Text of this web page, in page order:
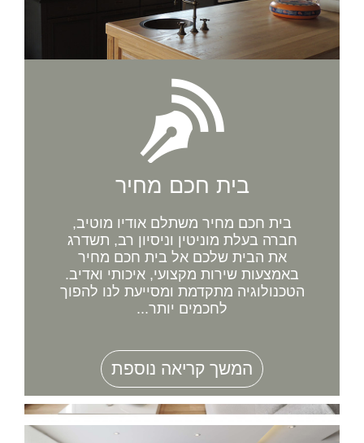
בית חכם מחיר
בית חכם מחיר משתלם אודיו מוטיב,
חברה בעלת מוניטין וניסיון רב, תשדרג
את הבית שלכם אל בית חכם מחיר
באמצעות שירות מקצועי, איכותי ואדיב.
הטכנולוגיה מתקדמת ומסייעת לנו להפוך
לחכמים יותר...
המשך קריאה נוספת